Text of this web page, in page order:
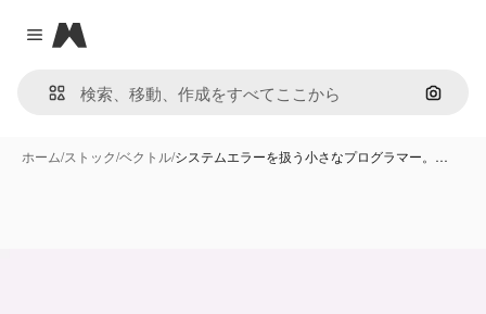
Close menu
Magnific
画像で
ホーム/ストック/ベクトル/システムエラーを扱う小さなプログラマー。…